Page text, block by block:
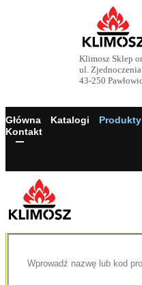
Klimosz Sklep
ul. Zjednoczenia
43-250
Główna Katalogi Produkty
Kontakt